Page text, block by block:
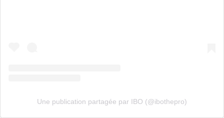
Une publication partagée par IBO (@ibothepro)